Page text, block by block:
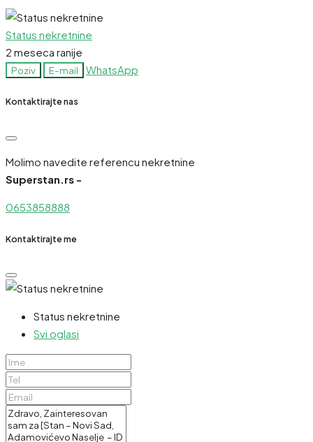
Status nekretnine
2 meseca ranije
Poziv E-mail WhatsApp
Kontaktirajte nas
Molimo navedite referencu nekretnine
Superstan.rs -
0653858888
Kontaktirajte me
Status nekretnine
Svi oglasi